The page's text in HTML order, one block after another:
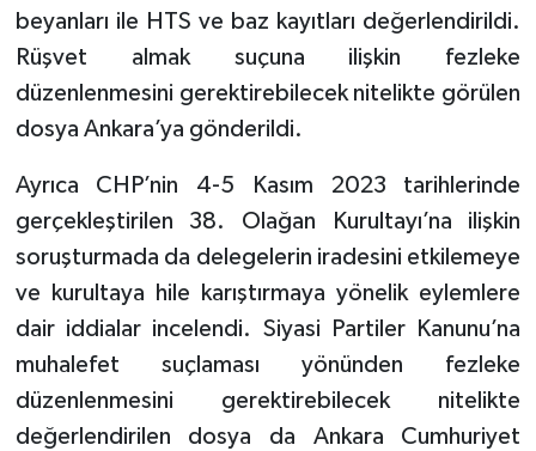
beyanları ile HTS ve baz kayıtları değerlendirildi.
Rüşvet almak suçuna ilişkin fezleke
düzenlenmesini gerektirebilecek nitelikte görülen
dosya Ankara’ya gönderildi.
Ayrıca CHP’nin 4-5 Kasım 2023 tarihlerinde
gerçekleştirilen 38. Olağan Kurultayı’na ilişkin
soruşturmada da delegelerin iradesini etkilemeye
ve kurultaya hile karıştırmaya yönelik eylemlere
dair iddialar incelendi. Siyasi Partiler Kanunu’na
muhalefet suçlaması yönünden fezleke
düzenlenmesini gerektirebilecek nitelikte
değerlendirilen dosya da Ankara Cumhuriyet